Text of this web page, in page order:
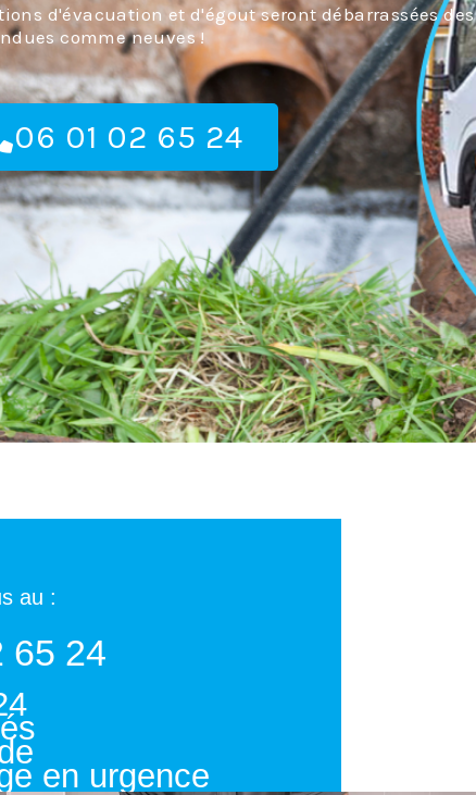
d'évacuation et d'égout seront débarrassées des
comme neuves !
06 01 02 65 24
au :
65 24
en urgence